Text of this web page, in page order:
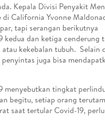
Kepala Divisi Penyakit
California Yvonne
tapi serangan berikutnya
kedua dan ketiga cenderung
kekebalan tubuh. Selain
juga bisa
menyebutkan tingkat
begitu, setiap orang
saat tertular Covid-19, perlu